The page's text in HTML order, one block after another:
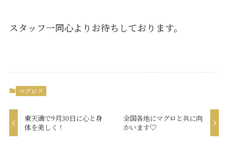
スタッフ一同心よりお待ちしております。
マグログ
東天満で9月30日に心と身
体を美しく！
全国各地にマグロと共に向
かいます♡